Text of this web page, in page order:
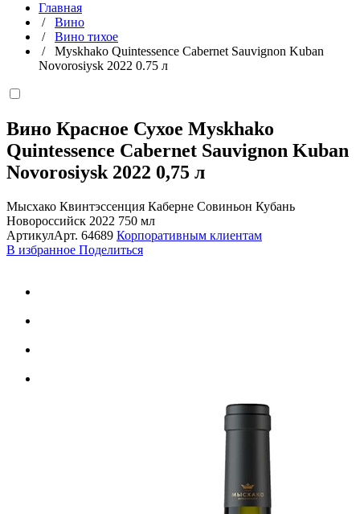
Главная
/ Вино
/ Вино тихое
/ Myskhako Quintessence Cabernet Sauvignon Kuban
Novorosiysk 2022 0.75 л
Вино Красное Сухое Myskhako
Quintessence Cabernet Sauvignon Kuban
Novorosiysk 2022 0,75 л
Мысхако Квинтэссенция Каберне Совиньон Кубань
Новороссийск 2022 750 мл
АртикулАрт. 64689 Корпоративным клиентам
В избранное Поделиться